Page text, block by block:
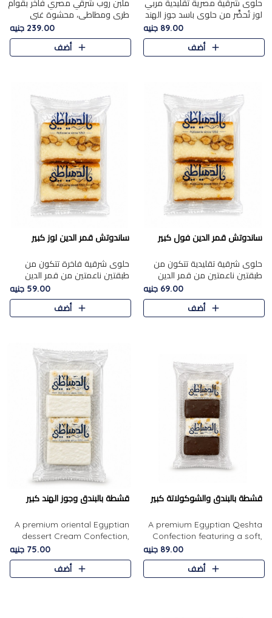
حلوى شرقية مصرية تقليدية مربي
لوز تُحضَّر من حلوى باسد جوز الهند
بقوام طري ومذاق غني، وتُزين
وتغطاه بقطع اللوز الفاخر التي
تضيف لمسة مميزة م..
89.00 جنيه
أضف
ملبن روب شرقي مصري فاخر بقوام
طري ومطاطي، محشوة غني
بسخاء بقطع عين الجمل واللوز
الفاخر التي تضيف قرمشة مميزة
ومرضية ونكهة ناتي غنية في كل
239.00 جنيه
أضف
ساندوتش قمر الدين فول كبير
حلوى شرقية تقليدية تتكون من
طبقتين ناعمتين من قمر الدين
الفاخر، تتوسطهما حشوة غنية من
الفول السوداني المحمص، لتجمع
بين حلاوة المشمش الطبيعية..
69.00 جنيه
أضف
ساندوتش قمر الدين لوز كبير
حلوى شرقية فاخرة تتكون من
طبقتين ناعمتين من قمر الدين
الفاخر، تتوسطهما حشوة غنية من
اللوز المحمص لتمنح مزيجًا متوازنًا
من النعومة والقرمشة. ..
59.00 جنيه
أضف
قشطة بالبندق والشوكولاتة كبير
A premium Egyptian Qeshta
Confection featuring a soft,
creamy texture paired with a
rich layer of premium
chocolate and the distinctive
89.00 جنيه
أضف
قشطة بالبندق وجوز الهند كبير
A premium oriental Egyptian
dessert Cream Confection,
featuring a soft, creamy
texture and the distinctive
flavor of roasted hazelnuts.
75.00 جنيه
أضف